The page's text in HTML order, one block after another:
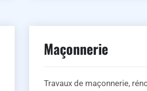
Maçonnerie
Travaux de maçonnerie,